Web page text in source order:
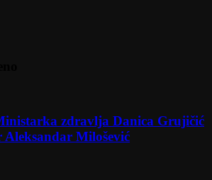
zdravlja Danica Grujičić
Aleksandar Milošević